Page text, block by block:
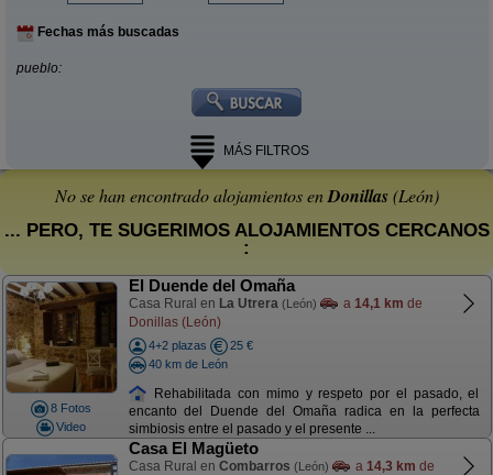
Fechas más buscadas
pueblo:
MÁS FILTROS
No se han encontrado alojamientos enDonillas(León)
... PERO, TE SUGERIMOS ALOJAMIENTOS CERCANOS
:
8 Fotos
Video
El Duende del Omaña
Casa Rural en La Utrera (León) a 14,1 km de
Donillas (León)
4+2 plazas
25 €
40 km de León
Rehabilitada con mimo y respeto por el pasado, el
encanto del Duende del Omaña radica en la perfecta
simbiosis entre el pasado y el presente ...
Casa El Magüeto
Casa Rural en Combarros (León) a 14,3 km de